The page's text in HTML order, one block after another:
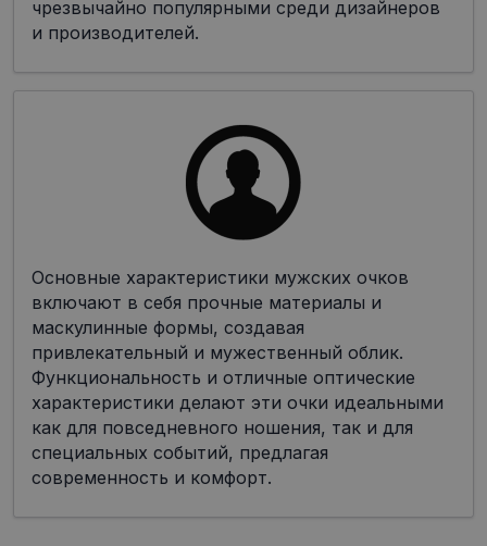
чрезвычайно популярными среди дизайнеров
и производителей.
Основные характеристики мужских очков
включают в себя прочные материалы и
маскулинные формы, создавая
привлекательный и мужественный облик.
Функциональность и отличные оптические
характеристики делают эти очки идеальными
как для повседневного ношения, так и для
специальных событий, предлагая
современность и комфорт.